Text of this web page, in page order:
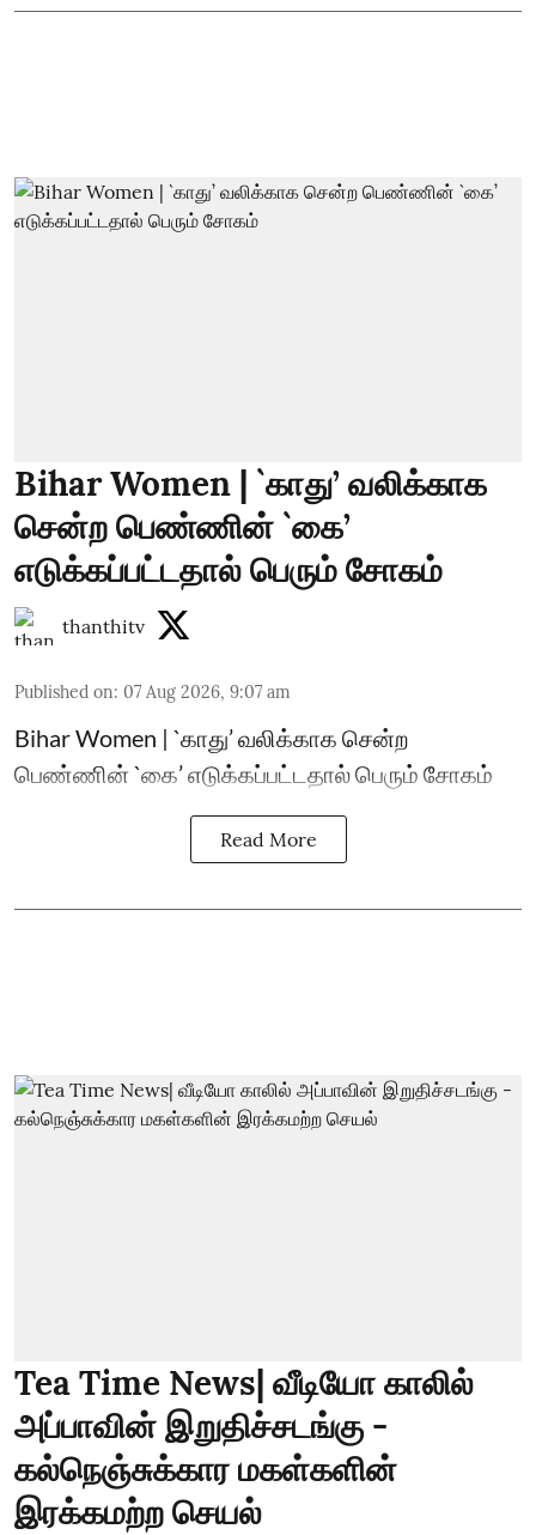
Bihar Women | `காது’ வலிக்காக
சென்ற பெண்ணின் `கை’
எடுக்கப்பட்டதால் பெரும் சோகம்
thanthitv
Published on: 07 Aug 2026, 9:07 am
Bihar Women | `காது’ வலிக்காக சென்ற
பெண்ணின் `கை’ எடுக்கப்பட்டதால் பெரும் சோகம்
Read More
Tea Time News| வீடியோ காலில்
அப்பாவின் இறுதிச்சடங்கு -
கல்நெஞ்சுக்கார மகள்களின்
இரக்கமற்ற செயல்